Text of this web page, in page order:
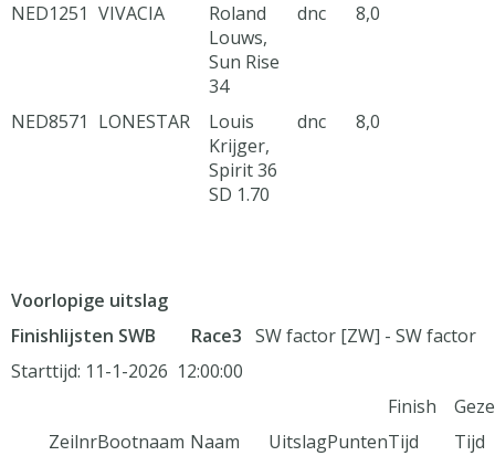
NED1251 VIVACIA
Roland
Louws,
Sun Rise
34
dnc 8,0
NED8571 LONESTAR
Louis
Krijger,
Spirit 36
SD 1.70
dnc 8,0
Voorlopige uitslag
Finishlijsten SWB Race3 SW factor [ZW] - SW factor
Starttijd: 11-1-2026 12:00:00
Finish
ZeilnrBootnaam Naam UitslagPuntenTijd
Tijd